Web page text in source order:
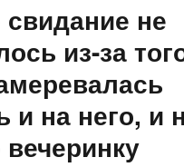
не
из-за
и на него, и